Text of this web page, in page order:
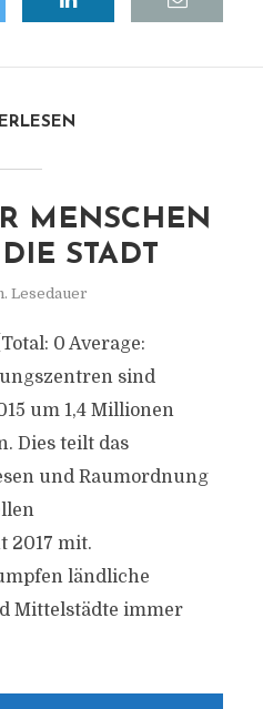
MENSCHEN
STADT
Lesedauer
0 Average:
sind
um 1,4 Millionen
Dies teilt das
und Raumordnung
2017 mit.
ländliche
Mittelstädte immer